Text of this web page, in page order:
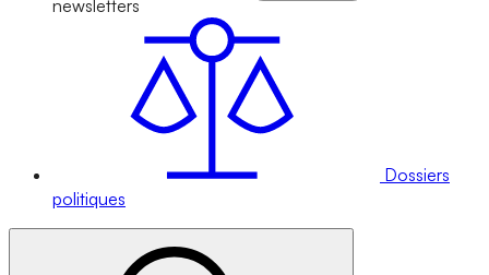
newsletters
Dossiers
politiques